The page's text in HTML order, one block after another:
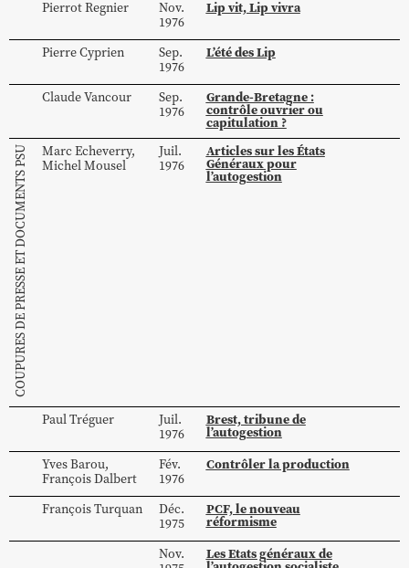
PierrotRegnier
Nov.
1976
Lip vit, Lip vivra
PierreCyprien
Sep.
1976
L’été des Lip
ClaudeVancour
Sep.
1976
Grande-Bretagne :
contrôle ouvrier ou
capitulation ?
COUPURES DE PRESSE ET DOCUMENTS PSU MarcEcheverry,
MichelMousel
Juil.
1976
Articles sur les États
Généraux pour
l’autogestion
PaulTréguer
Juil.
1976
Brest, tribune de
l’autogestion
YvesBarou,
FrançoisDalbert
Fév.
1976
Contrôler la production
FrançoisTurquan
Déc.
1975
PCF, le nouveau
réformisme
Nov.
Les Etats généraux de